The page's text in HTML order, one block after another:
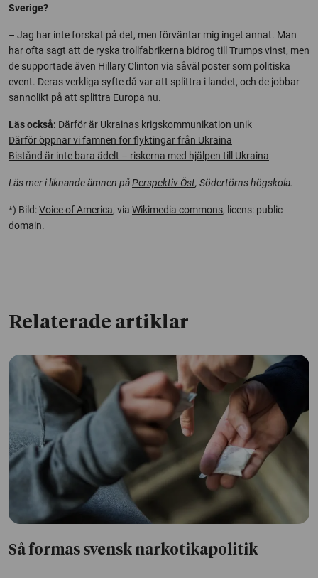
Sverige?
– Jag har inte forskat på det, men förväntar mig inget annat. Man
har ofta sagt att de ryska trollfabrikerna bidrog till Trumps vinst, men
de supportade även Hillary Clinton via såväl poster som politiska
event. Deras verkliga syfte då var att splittra i landet, och de jobbar
sannolikt på att splittra Europa nu.
Läs också: Därför är Ukrainas krigskommunikation unik
Därför öppnar vi famnen för flyktingar från Ukraina
Bistånd är inte bara ädelt – riskerna med hjälpen till Ukraina
Läs mer i liknande ämnen påPerspektiv Öst, Södertörns högskola.
*) Bild:Voice of America, via Wikimedia commons, licens: public
domain.
Relaterade artiklar
Så formas svensk narkotikapolitik